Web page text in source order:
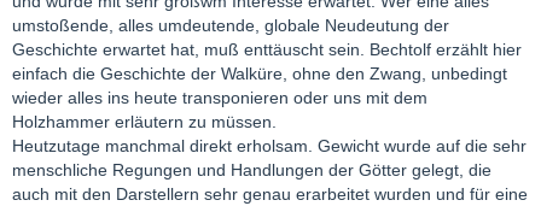
umstoßende, alles umdeutende, globale Neudeutung der
Geschichte erwartet hat, muß enttäuscht sein. Bechtolf erzählt hier
einfach die Geschichte der Walküre, ohne den Zwang, unbedingt
wieder alles ins heute transponieren oder uns mit dem
Holzhammer erläutern zu müssen.
Heutzutage manchmal direkt erholsam. Gewicht wurde auf die sehr
menschliche Regungen und Handlungen der Götter gelegt, die
auch mit den Darstellern sehr genau erarbeitet wurden und für eine